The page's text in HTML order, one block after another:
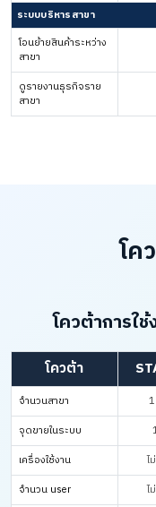
ระบบบริหารสาขา
โอนย้ายสินค้าระหว่าง
สาขา
ดูรายงานธุรกิจราย
สาขา
โค
โควต้าการใ
โควต้า
จำนวนสาขา
จุดขายในระบบ
เครื่องใช้งาน
ไ
จำนวน user
ไ